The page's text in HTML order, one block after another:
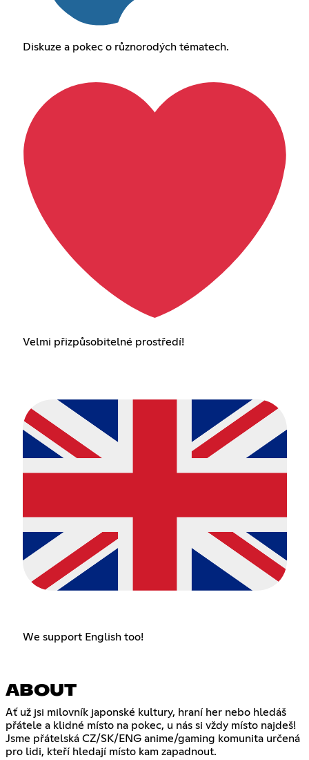
Diskuze a pokec o různorodých tématech.
Velmi přizpůsobitelné prostředí!
We support English too!
ABOUT
Ať už jsi milovník japonské kultury, hraní her nebo hledáš
přátele a klidné místo na pokec, u nás si vždy místo najdeš!
Jsme přátelská CZ/SK/ENG anime/gaming komunita určená
pro lidi, kteří hledají místo kam zapadnout.